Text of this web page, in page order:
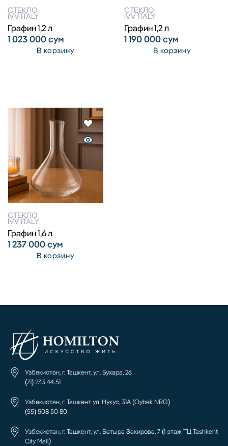
СТЕКЛО
IVV ITALY
Графин 1,2 л
1 023 000сум
В корзину
СТЕКЛО
IVV ITALY
Графин 1,2 л
1 190 000сум
В корзину
СТЕКЛО
IVV ITALY
Графин 1,6 л
1 237 000сум
В корзину
Узбекистан, г. Ташкент, ул. Бухара, 26
(71) 233 44 51
Узбекистан, г. Ташкент ул. Нукус, 31А (Oybek NRG)
(55) 508 50 80
Узбекистан, г. Ташкент, ул. Батыра Закирова, 7 (1 этаж ТЦ Tashkent
City Mall)